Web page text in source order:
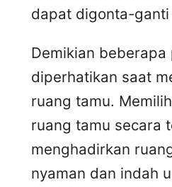
dapat digonta-ganti
Demikian
diperhatikan saat
ruang tamu.
ruang tamu secara
menghadirkan
nyaman dan indah